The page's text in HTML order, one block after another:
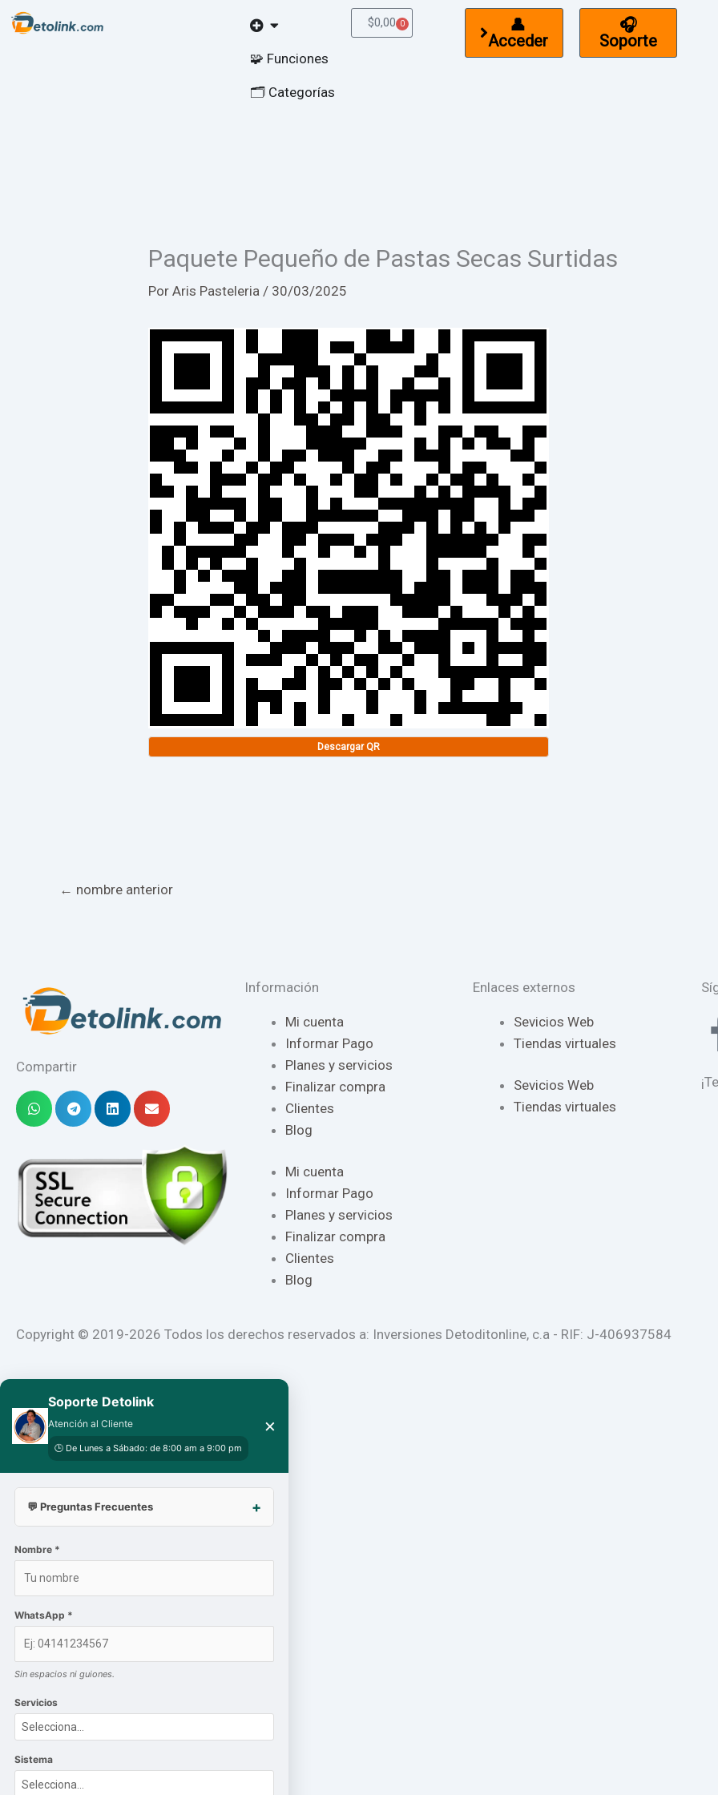
Open
🧩 Funciones
🗂️ Categorías
$0,00 0
Cart
👤
Acceder
🎧
Soporte
Paquete Pequeño de Pastas Secas Surtidas
PorAris Pasteleria/ 30/03/2025
Descargar QR
← nombre anterior
Compartir
Información
Mi cuenta
Informar Pago
Planes y servicios
Finalizar compra
Clientes
Blog
Mi cuenta
Informar Pago
Planes y servicios
Finalizar compra
Clientes
Blog
Enlaces externos
Sevicios Web
Tiendas virtuales
Sevicios Web
Tiendas virtuales
Copyright © 2019-2026 Todos los derechos reservados a: Inversiones Detoditonline, c.a - RIF: J-406937584
Soporte Detolink
Atención al Cliente
🕒 De Lunes a Sábado: de 8:00 am a 9:00 pm
×
💬 Preguntas Frecuentes
Nombre *
WhatsApp *
Sin espacios ni guiones.
Servicios
Sistema